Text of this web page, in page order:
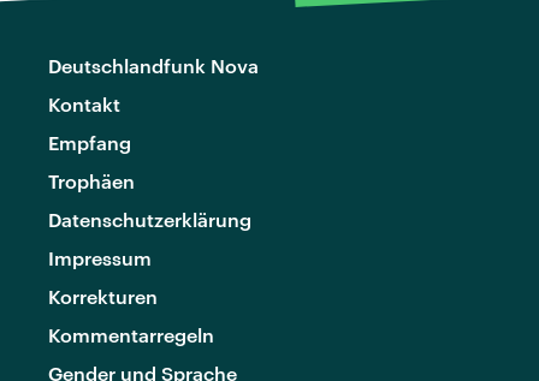
Deutschlandfunk Nova
Kontakt
Empfang
Trophäen
Datenschutzerklärung
Impressum
Korrekturen
Kommentarregeln
Gender und Sprache